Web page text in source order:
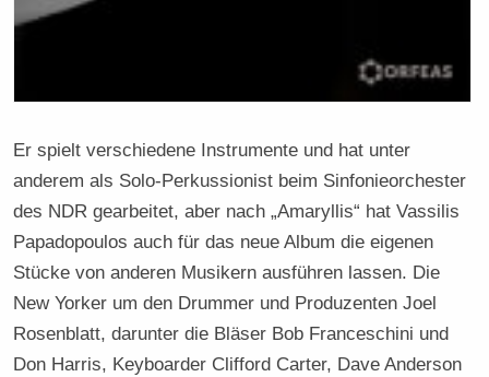
Er spielt verschiedene Instrumente und hat unter
anderem als Solo-Perkussionist beim Sinfonieorchester
des NDR gearbeitet, aber nach „Amaryllis“ hat Vassilis
Papadopoulos auch für das neue Album die eigenen
Stücke von anderen Musikern ausführen lassen. Die
New Yorker um den Drummer und Produzenten Joel
Rosenblatt, darunter die Bläser Bob Franceschini und
Don Harris, Keyboarder Clifford Carter, Dave Anderson